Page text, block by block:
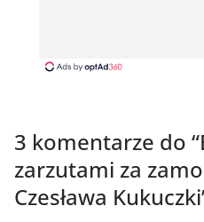
3 komentarze do “
zarzutami za
Czesława Kukuczki